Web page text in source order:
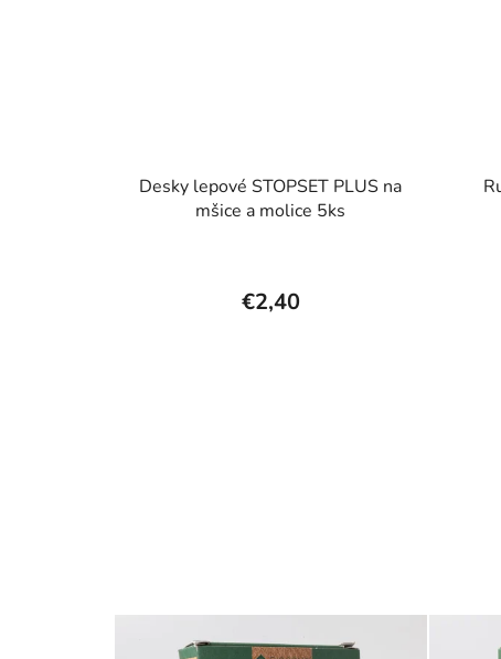
Desky lepové STOPSET PLUS na
mšice a molice 5ks
€2,40